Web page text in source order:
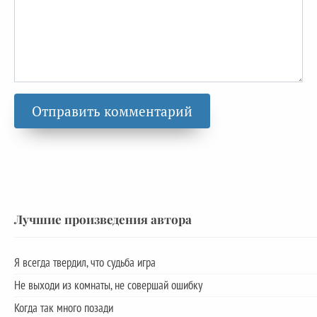
Лучшие произведения автора
Я всегда твердил, что судьба игра
Не выходи из комнаты, не совершай ошибку
Когда так много позади